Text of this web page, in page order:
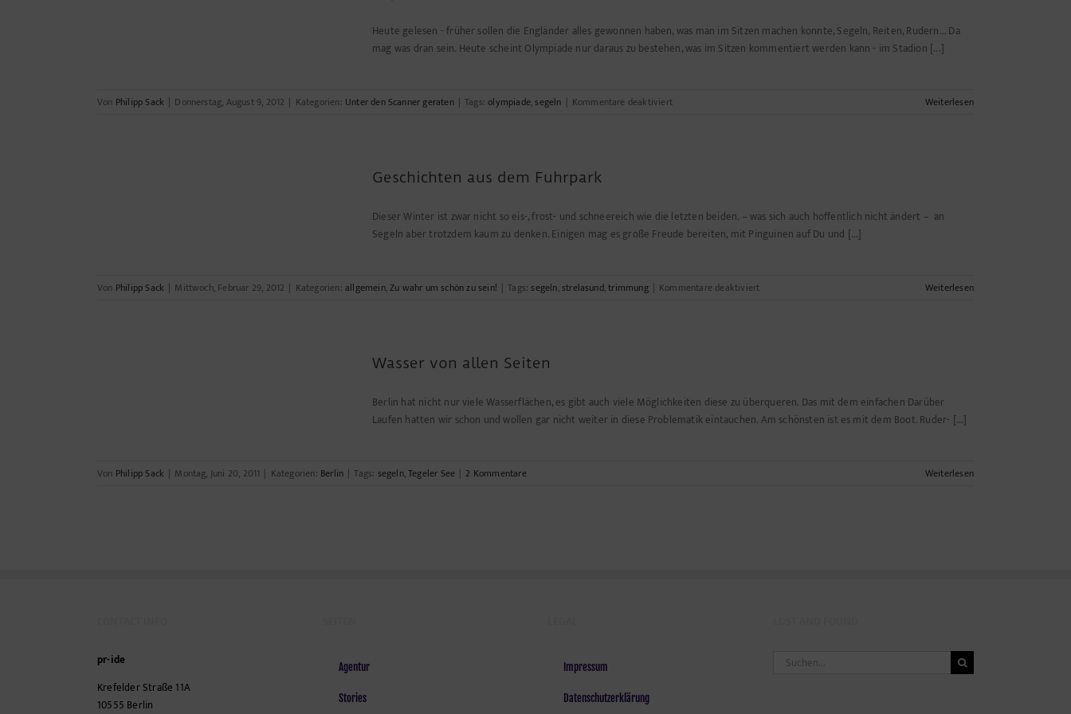
Heute gelesen - früher sollen die Engländer alles gewonnen haben, was man im Sitzen machen konnte, Segeln, Reiten, Rudern... Da
mag was dran sein. Heute scheint Olympiade nur daraus zu bestehen, was im Sitzen kommentiert werden kann - im Stadion [...]
Von Philipp Sack | Donnerstag, August 9, 2012 | Kategorien: Unter den Scanner geraten | Tags:olympiade,segeln | Kommentare deaktiviertfür
Weiterlesen
Geschichten aus dem Fuhrpark
Dieser Winter ist zwar nicht so eis-, frost- und schneereich wie die letzten beiden. – was sich auch hoffentlich nicht ändert – an
Segeln aber trotzdem kaum zu denken. Einigen mag es große Freude bereiten, mit Pinguinen auf Du und [...]
Von Philipp Sack | Mittwoch, Februar 29, 2012 | Kategorien: allgemein,Zu wahr um schön zu sein! | Tags:segeln,strelasund,trimmung | Kommentare deaktiviertfür
Weiterlesen
Wasser von allen Seiten
Berlin hat nicht nur viele Wasserflächen, es gibt auch viele Möglichkeiten diese zu überqueren. Das mit dem einfachen Darüber
Laufen hatten wir schon und wollen gar nicht weiter in diese Problematik eintauchen. Am schönsten ist es mit dem Boot. Ruder- [...]
Von Philipp Sack | Montag, Juni 20, 2011 | Kategorien: Berlin | Tags: segeln,Tegeler See | 2 Kommentare Weiterlesen
pr-ide
Krefelder Straße 11A
10555 Berlin
Agentur
Stories
Impressum
Datenschutzerklärung
Suche